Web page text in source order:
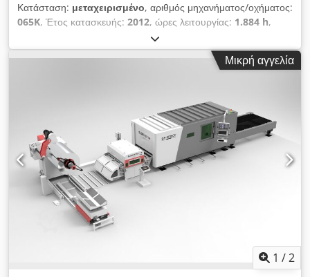
Κατάσταση: μεταχειρισμένο, αριθμός μηχανήματος/οχήματος:
065K, Έτος κατασκευής: 2012, ώρες λειτουργίας: 1.884 h,
τύπος κινητήρα: Ηλεκτρικός, κατασκευαστής: Hyster Dwjdpfx
Aezca Dgohpsa
Μικρή αγγελία
1 /2